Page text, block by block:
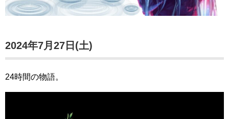
2024年7月27日(土)
24時間の物語。